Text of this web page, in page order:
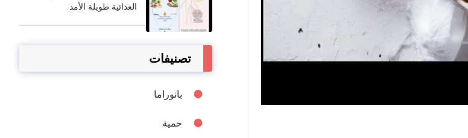
الغذائية طويلة الأمد
تصنيفات
بانوراما
حمية